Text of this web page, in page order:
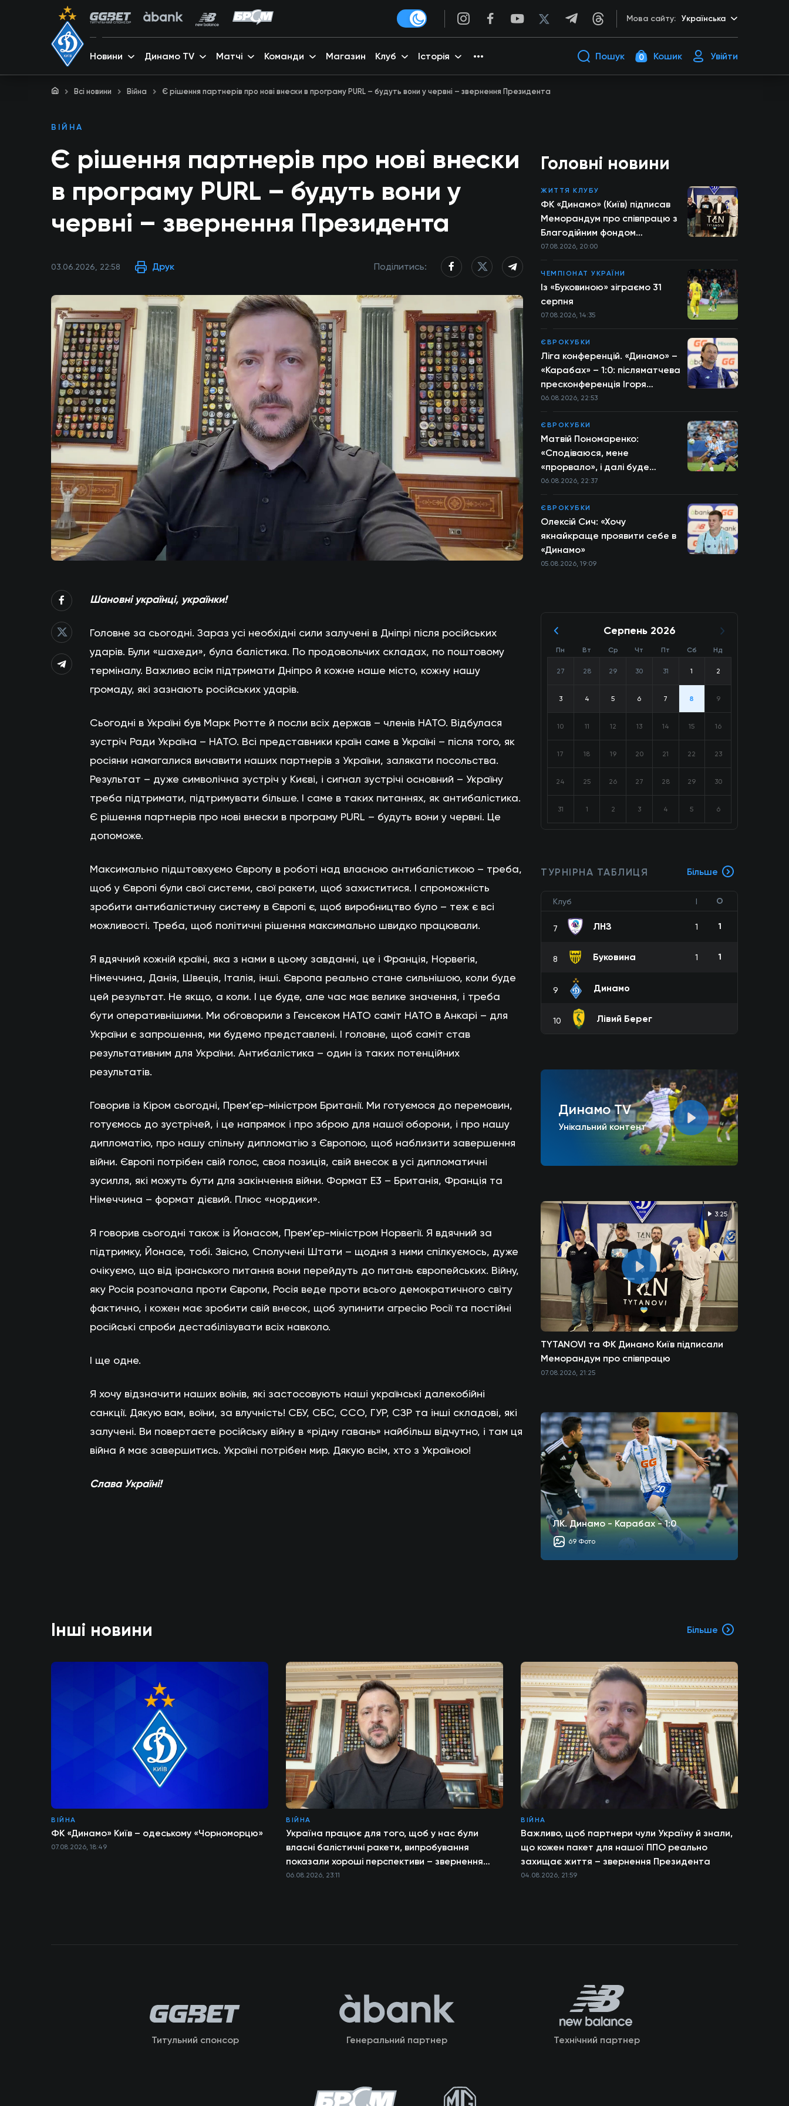
Мова сайту: Українська
Новини Динамо TV Матчі Команди Магазин Клуб Історія Пошук 0 Кошик Увійти
Всі новини Війна Є рішення партнерів про нові внески в програму PURL – будуть вони у червні – звернення Президента
ВІЙНА
Є рішення партнерів про нові внески
в програму PURL – будуть вони у
червні – звернення Президента
03.06.2026, 22:58 Друк Поділитись:
Шановні українці, українки!
Головне за сьогодні. Зараз усі необхідні сили залучені в Дніпрі після російських
ударів. Були «шахеди», була балістика. По продовольчих складах, по поштовому
терміналу. Важливо всім підтримати Дніпро й кожне наше місто, кожну нашу
громаду, які зазнають російських ударів.
Сьогодні в Україні був Марк Рютте й посли всіх держав – членів НАТО. Відбулася
зустріч Ради Україна – НАТО. Всі представники країн саме в Україні – після того, як
росіяни намагалися вичавити наших партнерів з України, залякати посольства.
Результат – дуже символічна зустріч у Києві, і сигнал зустрічі основний – Україну
треба підтримати, підтримувати більше. І саме в таких питаннях, як антибалістика.
Є рішення партнерів про нові внески в програму PURL – будуть вони у червні. Це
допоможе.
Максимально підштовхуємо Європу в роботі над власною антибалістикою – треба,
щоб у Європі були свої системи, свої ракети, щоб захиститися. І спроможність
зробити антибалістичну систему в Європі є, щоб виробництво було – теж є всі
можливості. Треба, щоб політичні рішення максимально швидко працювали.
Я вдячний кожній країні, яка з нами в цьому завданні, це і Франція, Норвегія,
Німеччина, Данія, Швеція, Італія, інші. Європа реально стане сильнішою, коли буде
цей результат. Не якщо, а коли. І це буде, але час має велике значення, і треба
бути оперативнішими. Ми обговорили з Генсеком НАТО саміт НАТО в Анкарі – для
України є запрошення, ми будемо представлені. І головне, щоб саміт став
результативним для України. Антибалістика – один із таких потенційних
результатів.
Говорив із Кіром сьогодні, Прем’єр-міністром Британії. Ми готуємося до перемовин,
готуємось до зустрічей, і це напрямок і про зброю для нашої оборони, і про нашу
дипломатію, про нашу спільну дипломатію з Європою, щоб наблизити завершення
війни. Європі потрібен свій голос, своя позиція, свій внесок в усі дипломатичні
зусилля, які можуть бути для закінчення війни. Формат Е3 – Британія, Франція та
Німеччина – формат дієвий. Плюс «нордики».
Я говорив сьогодні також із Йонасом, Прем’єр-міністром Норвегії. Я вдячний за
підтримку, Йонасе, тобі. Звісно, Сполучені Штати – щодня з ними спілкуємось, дуже
очікуємо, що від іранського питання вони перейдуть до питань європейських. Війну,
яку Росія розпочала проти Європи, Росія веде проти всього демократичного світу
фактично, і кожен має зробити свій внесок, щоб зупинити агресію Росії та постійні
російські спроби дестабілізувати всіх навколо.
І ще одне.
Я хочу відзначити наших воїнів, які застосовують наші українські далекобійні
санкції. Дякую вам, воїни, за влучність! СБУ, СБС, ССО, ГУР, СЗР та інші складові, які
залучені. Ви повертаєте російську війну в «рідну гавань» найбільш відчутно, і там ця
війна й має завершитись. Україні потрібен мир. Дякую всім, хто з Україною!
Слава Україні!
Головні новини
ЖИТТЯ КЛУБУ
ФК «Динамо» (Київ) підписав
Меморандум про співпрацю з
Благодійним фондом
TYTANOVI
07.08.2026, 20:00
ЧЕМПІОНАТ УКРАЇНИ
Із «Буковиною» зіграємо 31
серпня
07.08.2026, 14:35
ЄВРОКУБКИ
Ліга конференцій. «Динамо» –
«Карабах» – 1:0: післяматчева
пресконференція Ігоря
Костюка
06.08.2026, 22:53
ЄВРОКУБКИ
Матвій Пономаренко:
«Сподіваюся, мене
«прорвало», і далі буде
більше»
06.08.2026, 22:37
ЄВРОКУБКИ
Олексій Сич: «Хочу
якнайкраще проявити себе в
«Динамо»
05.08.2026, 19:09
Серпень 2026
Пн Вт Ср Чт Пт Сб Нд
27 28 29 30 31 1 2
3 4 5 6 7 8 9
10 11 12 13 14 15 16
17 18 19 20 21 22 23
24 25 26 27 28 29 30
31 1 2 3 4 5 6
ТУРНІРНА ТАБЛИЦЯ Більше
Клуб І О
7 ЛНЗ 1 1
8 Буковина 1 1
9 Динамо
10 Лівий Берег
Динамо TV
Унікальний контент
3:25
TYTANOVI та ФК Динамо Київ підписали
Меморандум про співпрацю
07.08.2026, 21:25
ЛК. Динамо - Карабах - 1:0
69 Фото
Інші новини Більше
ВІЙНА
ФК «Динамо» Київ – одеському «Чорноморцю»
07.08.2026, 18:49
ВІЙНА
Україна працює для того, щоб у нас були
власні балістичні ракети, випробування
показали хороші перспективи – звернення
Президента
06.08.2026, 23:11
ВІЙНА
Важливо, щоб партнери чули Україну й знали,
що кожен пакет для нашої ППО реально
захищає життя – звернення Президента
04.08.2026, 21:59
Титульний спонсор Генеральний партнер Технічний партнер